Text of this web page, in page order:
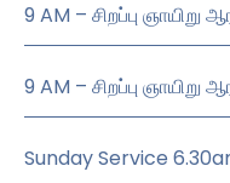
9 AM – சிறப்பு
9 AM – சிறப்பு
Sunday Service